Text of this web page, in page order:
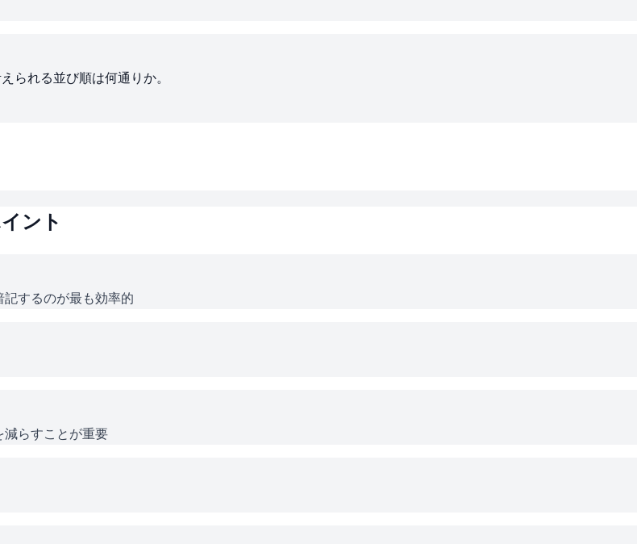
られる並び順は何通りか。
ント
するのが最も効率的
減らすことが重要